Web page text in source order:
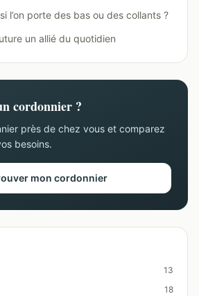
l’on porte des bas ou des collants ?
un allié du quotidien
cordonnier ?
près de chez vous et comparez
besoins.
mon cordonnier
13
18